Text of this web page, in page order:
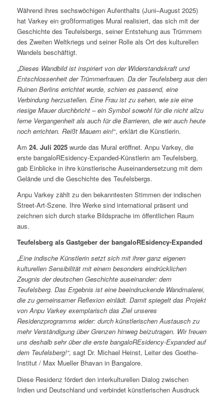
Während ihres sechswöchigen Aufenthalts (Juni–August 2025)
hat Varkey ein großformatiges Mural realisiert, das sich mit der
Geschichte des Teufelsbergs, seiner Entstehung aus Trümmern
des Zweiten Weltkriegs und seiner Rolle als Ort des kulturellen
Wandels beschäftigt.
„Dieses Wandbild ist inspiriert von der Widerstandskraft und
Entschlossenheit der Trümmerfrauen. Da der Teufelsberg aus den
Ruinen Berlins errichtet wurde, schien es passend, eine
Verbindung herzustellen. Eine Frau ist zu sehen, wie sie eine
riesige Mauer durchbricht – ein Symbol sowohl für die nicht allzu
ferne Vergangenheit als auch für die Barrieren, die wir auch heute
noch errichten. Reißt Mauern ein!“, erklärt die Künstlerin.
Am 24. Juli 2025wurde das Mural eröffnet. Anpu Varkey, die
erste bangaloREsidency-Expanded-Künstlerin am Teufelsberg,
gab Einblicke in ihre künstlerische Auseinandersetzung mit dem
Gelände und die Geschichte des Teufelsbergs.
Anpu Varkey zählt zu den bekanntesten Stimmen der indischen
Street-Art-Szene. Ihre Werke sind international präsent und
zeichnen sich durch starke Bildsprache im öffentlichen Raum
aus.
Teufelsberg als Gastgeber der bangaloREsidency-Expanded
„Eine indische Künstlerin setzt sich mit ihrer ganz eigenen
kulturellen Sensibilität mit einem besonders eindrücklichen
Zeugnis der deutschen Geschichte auseinander: dem
Teufelsberg. Das Ergebnis ist eine beeindruckende Wandmalerei,
die zu gemeinsamer Reflexion einlädt. Damit spiegelt das Projekt
von Anpu Varkey exemplarisch das Ziel unseres
Residenzprogramms wider: durch künstlerischen Austausch zu
mehr Verständigung über Grenzen hinweg beizutragen. Wir freuen
uns deshalb sehr über die erste bangaloREsidency-Expanded auf
dem Teufelsberg!“, sagt Dr. Michael Heinst, Leiter des Goethe-
Institut / Max Mueller Bhavan in Bangalore.
Diese Residenz fördert den interkulturellen Dialog zwischen
Indien und Deutschland und verbindet künstlerischen Ausdruck